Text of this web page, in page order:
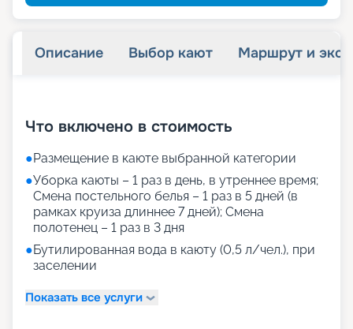
Описание Выбор кают Маршрут и
Что включено в стоимость
●Размещение в каюте выбранной категории
●Уборка каюты – 1 раз в день, в утреннее время;
Смена постельного белья – 1 раз в 5 дней (в
рамках круиза длиннее 7 дней); Смена
полотенец – 1 раз в 3 дня
●Бутилированная вода в каюту (0,5 л/чел.), при
заселении
Показать все услуги